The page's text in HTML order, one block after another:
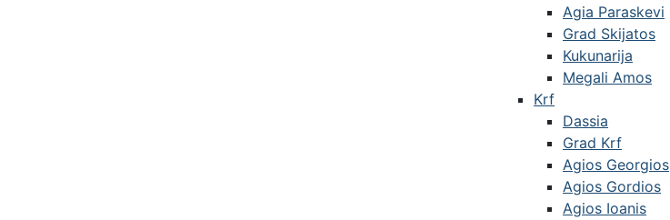
Agia Paraskevi
Grad Skijatos
Kukunarija
Megali Amos
Krf
Dassia
Grad Krf
Agios Georgios
Agios Gordios
Agios Ioanis